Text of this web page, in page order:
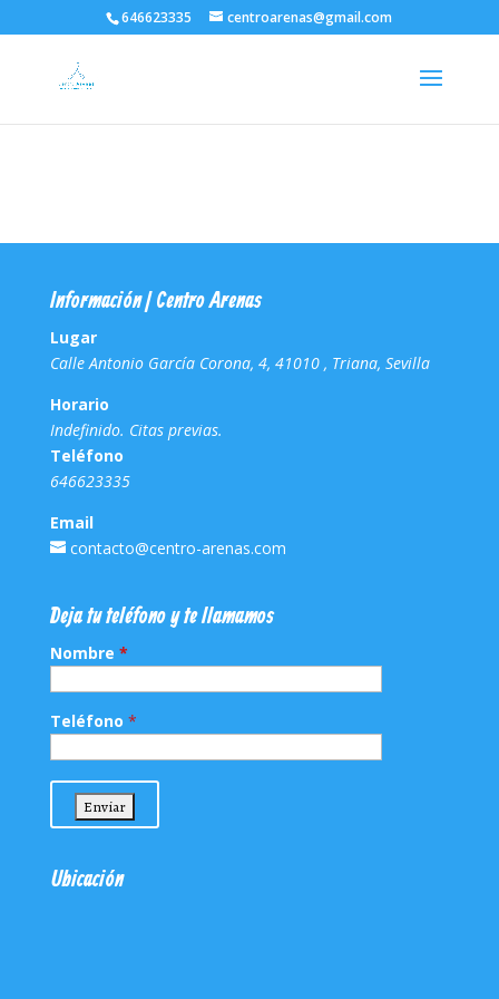
646623335 centroarenas@gmail.com
Información | Centro Arenas
Lugar
Calle Antonio García Corona, 4, 41010 , Triana, Sevilla
Horario
Indefinido. Citas previas.
Teléfono
646623335
Email
contacto@centro-arenas.com
Deja tu teléfono y te llamamos
Nombre *
Teléfono *
Ubicación